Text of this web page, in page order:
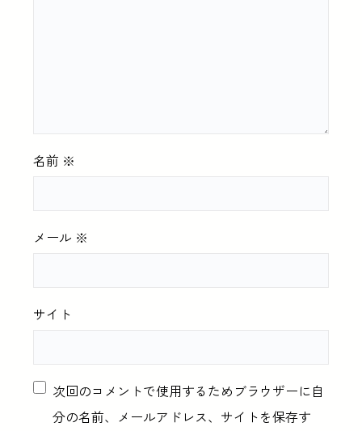
名前 ※
メール ※
サイト
次回のコメントで使用するためブラウザーに自
分の名前、メールアドレス、サイトを保存す